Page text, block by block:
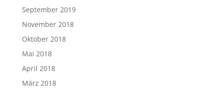
September 2019
November 2018
Oktober 2018
Mai 2018
April 2018
März 2018